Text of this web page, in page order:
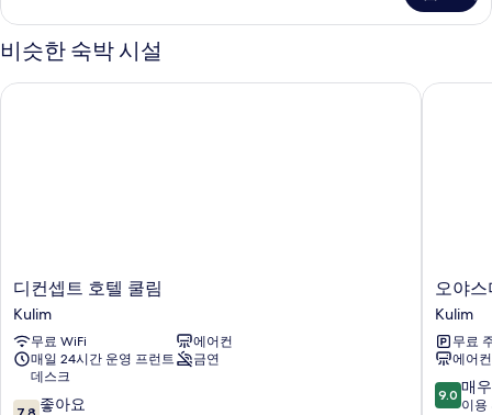
기
세
히
보
비슷한 숙박 시설
디
컨
셉
트
호
쿨
디컨셉트 호텔 쿨림
Kulim
무료 WiFi
에어컨
매일 24시간 운영 프런트
데스크
금연
10
좋아요
디컨셉트 호텔 쿨림
오
야
스
미
호
텔
Kulim
오야
Kulim
무료
에어컨
10
점
9.0 매
이용
오야스